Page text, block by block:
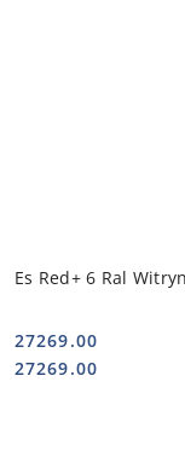
Es Red+ 6 Ral
Cena:
27269.00
Cena:
27269.00